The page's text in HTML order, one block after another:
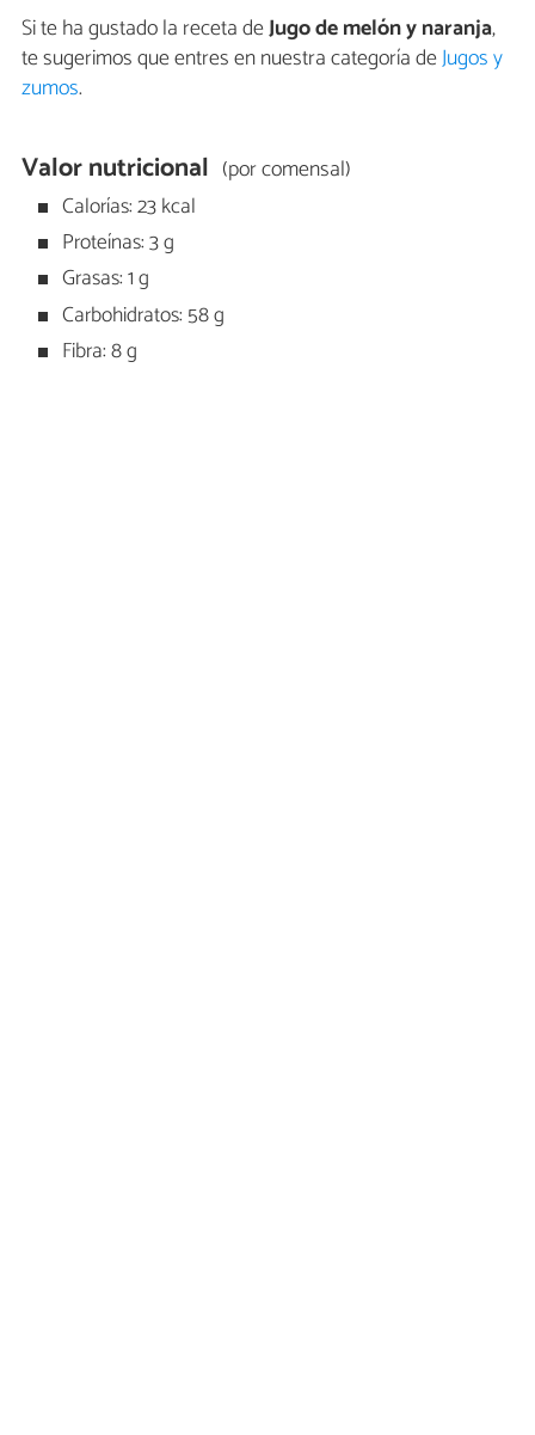
Si te ha gustado la receta deJugo de melón y naranja,
te sugerimos que entres en nuestra categoría deJugos y
zumos.
Valor nutricional (por comensal)
Calorías: 23 kcal
Proteínas: 3 g
Grasas: 1 g
Carbohidratos: 58 g
Fibra: 8 g